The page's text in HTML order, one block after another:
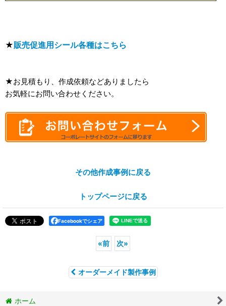
★販売促進用シール各種はこちら
★お見積もり、作成依頼などありましたら
お気軽にお問い合わせください。
その他作成事例に戻る
トップページに戻る
Facebookでシェア
«前 次»
オーダーメイド製作事例
ホーム